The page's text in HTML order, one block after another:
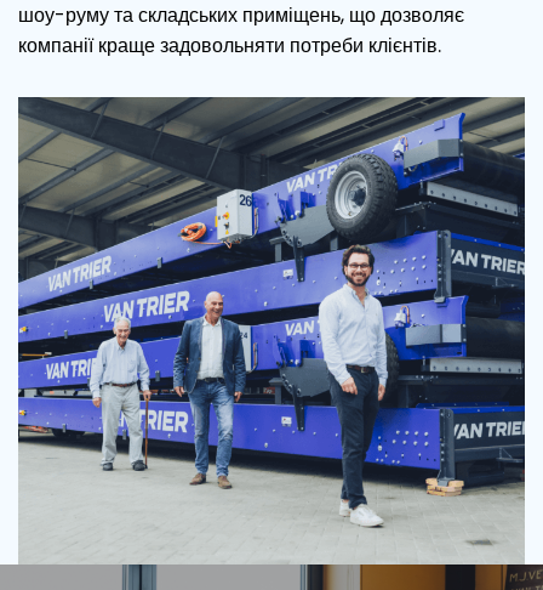
шоу-руму та складських приміщень, що дозволяє
компанії краще задовольняти потреби клієнтів.